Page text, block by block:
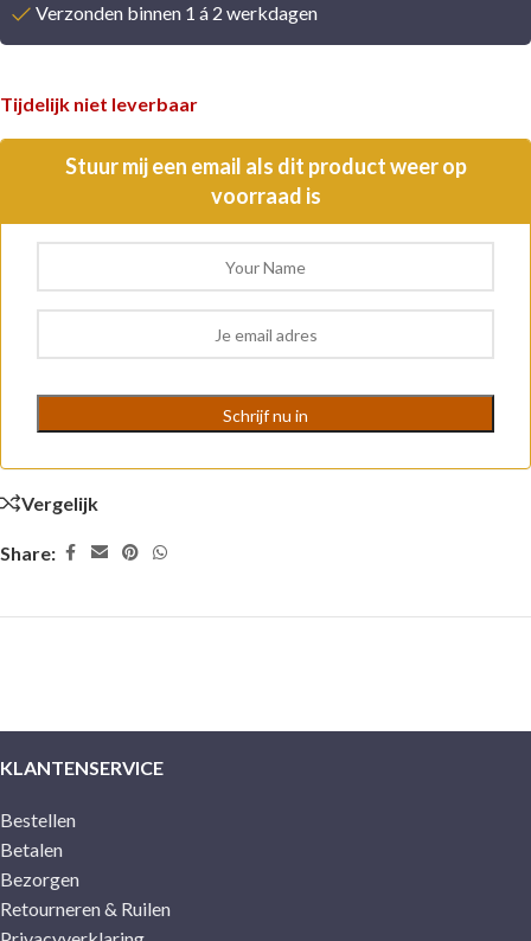
Verzonden binnen 1 á 2 werkdagen
Tijdelijk niet leverbaar
Stuur mij een email als dit product weer op
voorraad is
Vergelijk
Share:
KLANTENSERVICE
Bestellen
Betalen
Bezorgen
Retourneren & Ruilen